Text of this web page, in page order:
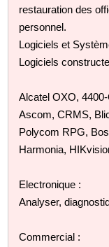
restauration des
personnel.
Logiciels et
Logiciels
Alcatel OXO,
Ascom, CRMS,
Polycom RPG,
Harmonia,
Electronique :
Analyser,
Commercial :